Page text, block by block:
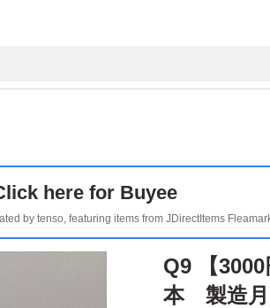
here for Buyee
by tenso, featuring items from JDirectItems
Q9 【
本 製造月